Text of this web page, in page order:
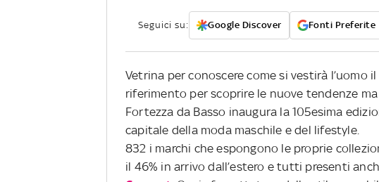
Seguici su: Google Discover Fonti Preferite
Vetrina per conoscere come si vestirà
riferimento per scoprire le nuove tendenze
Fortezza da Basso inaugura la 105esima
capitale della moda maschile e del lifestyle.
832 i marchi che espongono le proprie
il 46% in arrivo dall’estero e tutti presenti